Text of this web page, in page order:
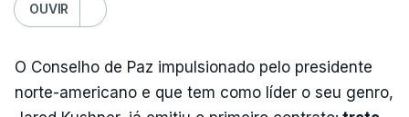
OUVIR
O Conselho de Paz impulsionado pelo presidente
norte-americano e que tem como líder o seu genro,